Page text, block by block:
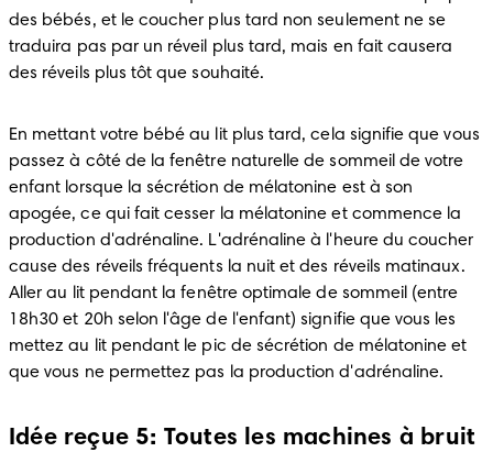
des bébés, et le coucher plus tard non seulement ne se
traduira pas par un réveil plus tard, mais en fait causera
des réveils plus tôt que souhaité.
En mettant votre bébé au lit plus tard, cela signifie que vous
passez à côté de la fenêtre naturelle de sommeil de votre
enfant lorsque la sécrétion de mélatonine est à son
apogée, ce qui fait cesser la mélatonine et commence la
production d'adrénaline. L'adrénaline à l'heure du coucher
cause des réveils fréquents la nuit et des réveils matinaux.
Aller au lit pendant la fenêtre optimale de sommeil (entre
18h30 et 20h selon l'âge de l'enfant) signifie que vous les
mettez au lit pendant le pic de sécrétion de mélatonine et
que vous ne permettez pas la production d'adrénaline.
Idée reçue 5: Toutes les machines à bruit